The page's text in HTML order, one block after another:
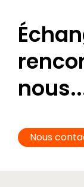
Nous